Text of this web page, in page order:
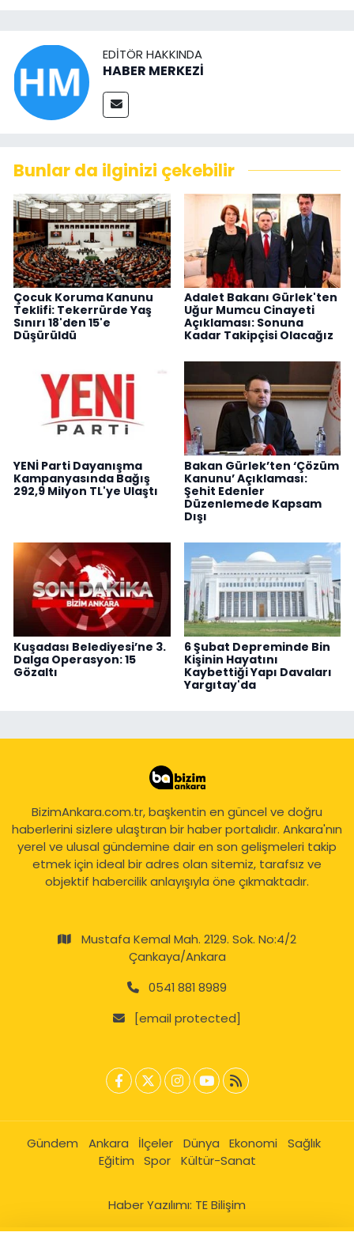
EDITÖR HAKKINDA
HABER MERKEZİ
Bunlar da ilginizi çekebilir
Çocuk Koruma Kanunu
Teklifi: Tekerrürde Yaş
Sınırı 18'den 15'e
Düşürüldü
Adalet Bakanı Gürlek'ten
Uğur Mumcu Cinayeti
Açıklaması: Sonuna
Kadar Takipçisi Olacağız
YENİ Parti Dayanışma
Kampanyasında Bağış
292,9 Milyon TL'ye Ulaştı
Bakan Gürlek’ten ‘Çözüm
Kanunu’ Açıklaması:
Şehit Edenler
Düzenlemede Kapsam
Dışı
Kuşadası Belediyesi’ne 3.
Dalga Operasyon: 15
Gözaltı
6 Şubat Depreminde Bin
Kişinin Hayatını
Kaybettiği Yapı Davaları
Yargıtay'da
BizimAnkara.com.tr, başkentin en güncel ve doğru
haberlerini sizlere ulaştıran bir haber portalıdır. Ankara'nın
yerel ve ulusal gündemine dair en son gelişmeleri takip
etmek için ideal bir adres olan sitemiz, tarafsız ve
objektif habercilik anlayışıyla öne çıkmaktadır.
Mustafa Kemal Mah. 2129. Sok. No:4/2
Çankaya/Ankara
0541 881 8989
[email protected]
Gündem Ankara İlçeler Dünya Ekonomi
Sağlık
Eğitim
Spor Kültür-Sanat
Haber Yazılımı: TE Bilişim